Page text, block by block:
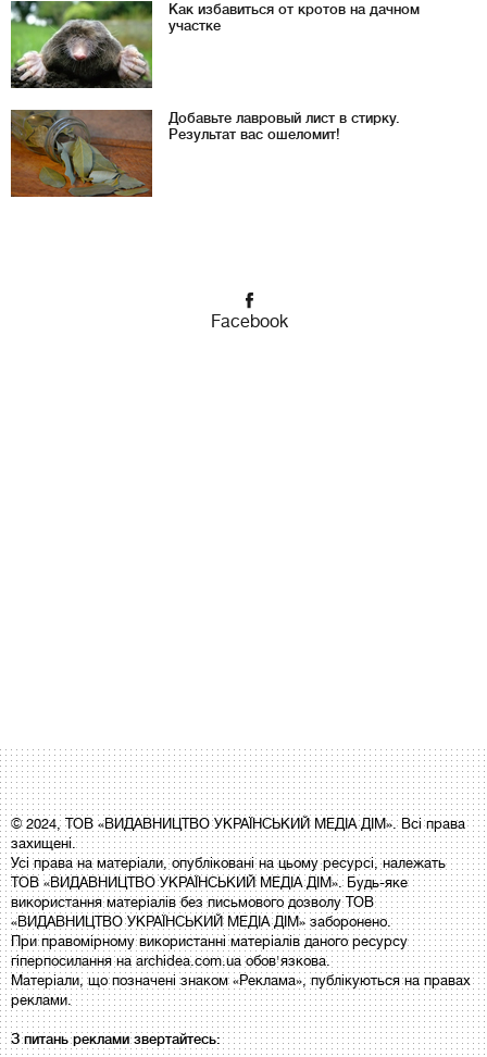
Как избавиться от кротов на дачном
участке
Добавьте лавровый лист в стирку.
Результат вас ошеломит!
Facebook
© 2024, ТОВ «ВИДАВНИЦТВО УКРАЇНСЬКИЙ МЕДІА ДІМ». Всі права
захищені.
Усі права на матеріали, опубліковані на цьому ресурсі, належать
ТОВ «ВИДАВНИЦТВО УКРАЇНСЬКИЙ МЕДІА ДІМ». Будь-яке
використання матеріалів без письмового дозволу ТОВ
«ВИДАВНИЦТВО УКРАЇНСЬКИЙ МЕДІА ДІМ» заборонено.
При правомірному використанні матеріалів даного ресурсу
гіперпосилання на archidea.com.ua обов'язкова.
Матеріали, що позначені знаком «Реклама», публікуються на правах
реклами.
З питань реклами звертайтесь: